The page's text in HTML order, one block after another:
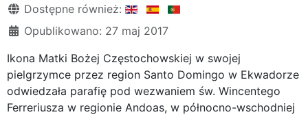
Szczegóły
Dostępne również:
Opublikowano: 27 maj 2017
Ikona Matki Bożej Częstochowskiej w swojej
pielgrzymce przez region Santo Domingo w Ekwadorze
odwiedzała parafię pod wezwaniem św. Wincentego
Ferreriusza w regionie Andoas, w północno-wschodniej